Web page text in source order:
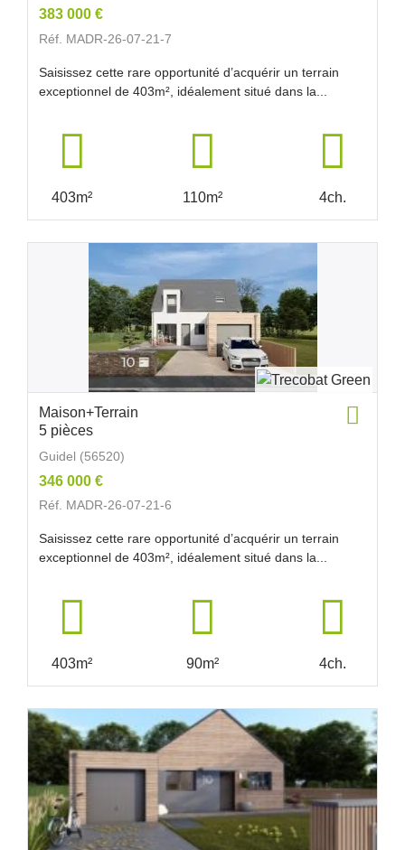
383 000 €
Réf. MADR-26-07-21-7
Saisissez cette rare opportunité d’acquérir un terrain
exceptionnel de 403m², idéalement situé dans la...
403m² 110m² 4ch.
Maison+Terrain
5 pièces
Guidel (56520)
346 000 €
Réf. MADR-26-07-21-6
Saisissez cette rare opportunité d’acquérir un terrain
exceptionnel de 403m², idéalement situé dans la...
403m² 90m² 4ch.